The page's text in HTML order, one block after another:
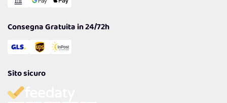
Consegna Gratuita in 24/72h
Sito sicuro